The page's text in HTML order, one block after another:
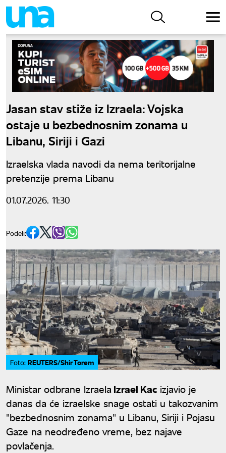
Jasan stav stiže iz Izraela: Vojska
ostaje u bezbednosnim zonama u
Libanu, Siriji i Gazi
Izraelska vlada navodi da nema teritorijalne
pretenzije prema Libanu
01.07.2026. 11:30
Podeli:
Foto: REUTERS/Shir Torem
Ministar odbrane Izraela Izrael Kac izjavio je
danas da će izraelske snage ostati u takozvanim
"bezbednosnim zonama" u Libanu, Siriji i Pojasu
Gaze na neodređeno vreme, bez najave
povlačenja.